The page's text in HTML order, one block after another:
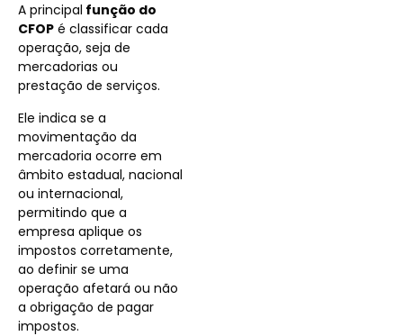
A principal função do
CFOP é classificar cada
operação, seja de
mercadorias ou
prestação de serviços.
Ele indica se a
movimentação da
mercadoria ocorre em
âmbito estadual, nacional
ou internacional,
permitindo que a
empresa aplique os
impostos corretamente,
ao definir se uma
operação afetará ou não
a obrigação de pagar
impostos.